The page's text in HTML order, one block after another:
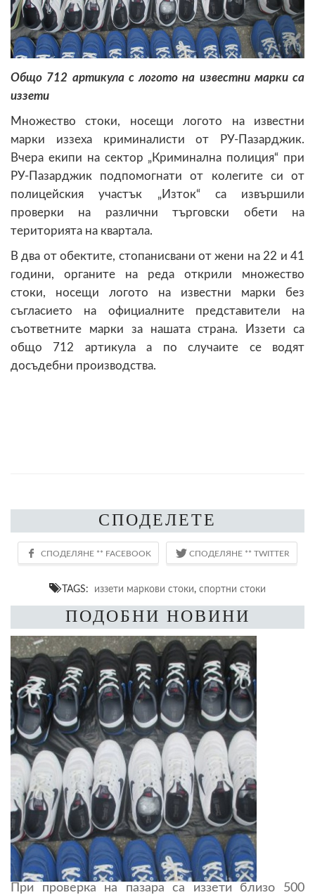
Общо 712 артикула с логото на известни марки са
иззети
Множество стоки, носещи логото на известни
марки иззеха криминалисти от РУ-Пазарджик.
Вчера екипи на сектор „Криминална полиция“ при
РУ-Пазарджик подпомогнати от колегите си от
полицейския участък „Изток“ са извършили
проверки на различни търговски обети на
територията на квартала.
В два от обектите, стопанисвани от жени на 22 и 41
години, органите на реда открили множество
стоки, носещи логото на известни марки без
съгласието на официалните представители на
съответните марки за нашата страна. Иззети са
общо 712 артикула а по случаите се водят
досъдебни производства.
СПОДЕЛЕТЕ
TAGS: иззети маркови стоки, спортни стоки
ПОДОБНИ НОВИНИ
При проверка на пазара са иззети близо 500